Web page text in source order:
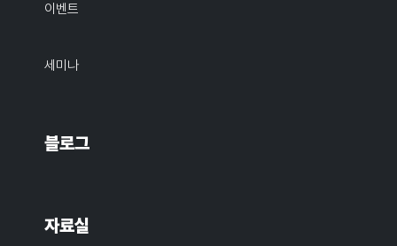
이벤트
세미나
블로그
자료실